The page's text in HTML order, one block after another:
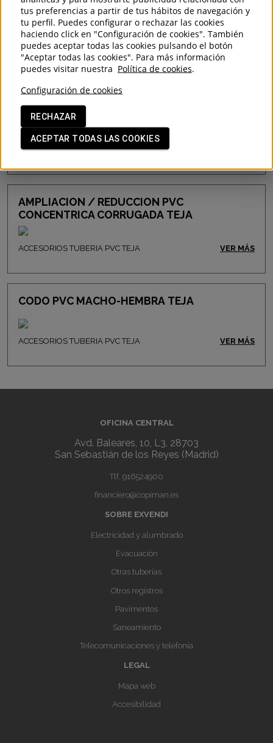
Productos relacionados
AMPLIACION / REDUCCION PVC
EXCENTRICA TEJA
ACCESORIOS TUBERIA PVC TEJA
AMPLIACION / REDUCCION PVC
CONCENTRICA CORRUGADA TEJA
ACCESORIOS TUBERIA PVC TEJA VER MÁS
CODO PVC MACHO-HEMBRA TEJA
ACCESORIOS TUBERIA PVC TEJA VER MÁS
OFICINA CENTRAL
Avd. Baleares, 10, L3. 28703
San Sebastián de los Reyes (Madrid)
Tlf. 916524900
financiero@copiman.es
SOBRE EXVENDI
Electricidad y alumbrado
Evacuación
Otras tuberías
Otros registros
Pavimentos
Saneamiento
Telecomunicaciones y telefonía
LEGAL
Mapa web
Accesibilidad
tus preferencias a partir de tus hábitos de navegación y
tu perfil. Puedes configurar o rechazar las cookies
haciendo click en "Configuración de cookies". También
puedes aceptar todas las cookies pulsando el botón
"Aceptar todas las cookies". Para más información
puedes visitar nuestra Política de cookies.
Configuración de cookies
RECHAZAR
ACEPTAR TODAS LAS COOKIES